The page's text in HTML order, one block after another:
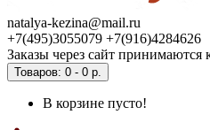
natalya-kezina@mail.ru
+7(495)3055079 +7(916)4284626
Заказы через сайт принимаются
Товаров: 0 - 0 р.
В корзине пусто!